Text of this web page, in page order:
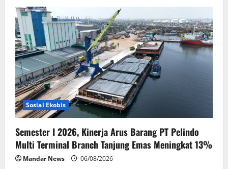
i
g
a
t
i
o
n
Sosial Ekobis
Semester I 2026, Kinerja Arus Barang PT Pelindo
Multi Terminal Branch Tanjung Emas Meningkat 13%
Mandar News 06/08/2026